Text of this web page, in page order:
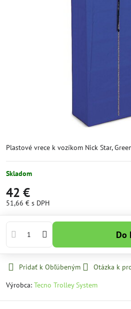
Plastové vrece k vozíkom Nick Star,
Skladom
42 €
51,66 € s DPH
Pridať k Obľúbeným Otázka k
Výrobca: Tecno Trolley System